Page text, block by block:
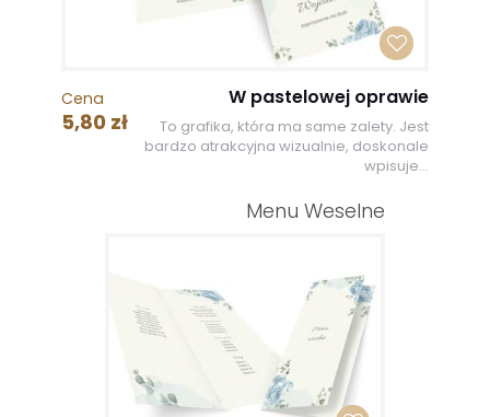
Cena
5,80 zł
W pastelowej oprawie
To grafika, która ma same zalety. Jest
bardzo atrakcyjna wizualnie, doskonale
wpisuje...
Menu Weselne